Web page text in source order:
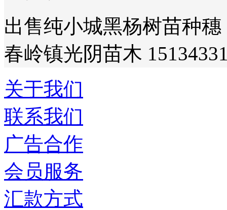
出售纯小城黑杨树苗种
春岭镇光阴苗木
关于我们
联系我们
广告合作
会员服务
汇款方式